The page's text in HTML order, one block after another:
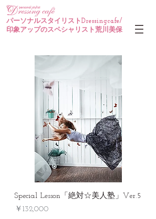
パーソナルスタイリストDressingcafe/
印象アップのスペシャリスト荒川美保
Special Lesson「絶対☆美人塾」Ver.5
価格
￥132,000